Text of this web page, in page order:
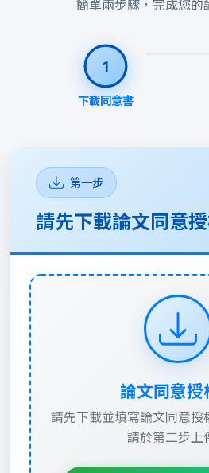
簡單兩步驟，完成您的
1
下載同意書
第一步
請先下載論文同意
論文同意授
請先下載並填寫論文同意授
請於第二步上